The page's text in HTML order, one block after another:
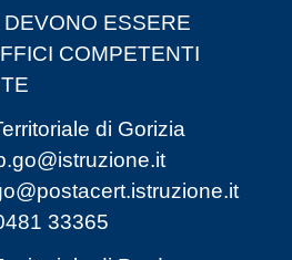
ESSERE
COMPETENTI
di Gorizia
33365